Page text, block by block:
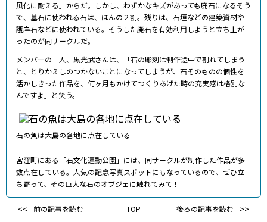
風化に耐える」からだ。しかし、わずかなキズがあっても廃石になるそう
で、墓石に使われる石は、ほんの２割。残りは、石垣などの建築資材や
護岸石などに使われている。そうした廃石を有効利用しようと立ち上が
ったのが同サークルだ。
メンバーの一人、黒光武さんは、「石の彫刻は制作途中で割れてしまう
と、とりかえしのつかないことになってしまうが、石そのものの個性を
活かしきった作品を、何ヶ月もかけてつくりあげた時の充実感は格別な
んですよ」と笑う。
石の魚は大島の各地に点在している
宮窪町にある「石文化運動公園」には、同サークルが制作した作品が多
数点在している。人気の記念写真スポットにもなっているので、ぜひ立
ち寄って、その巨大な石のオブジェに触れてみて！
TOP
前の記事を読む 後ろの記事を読む